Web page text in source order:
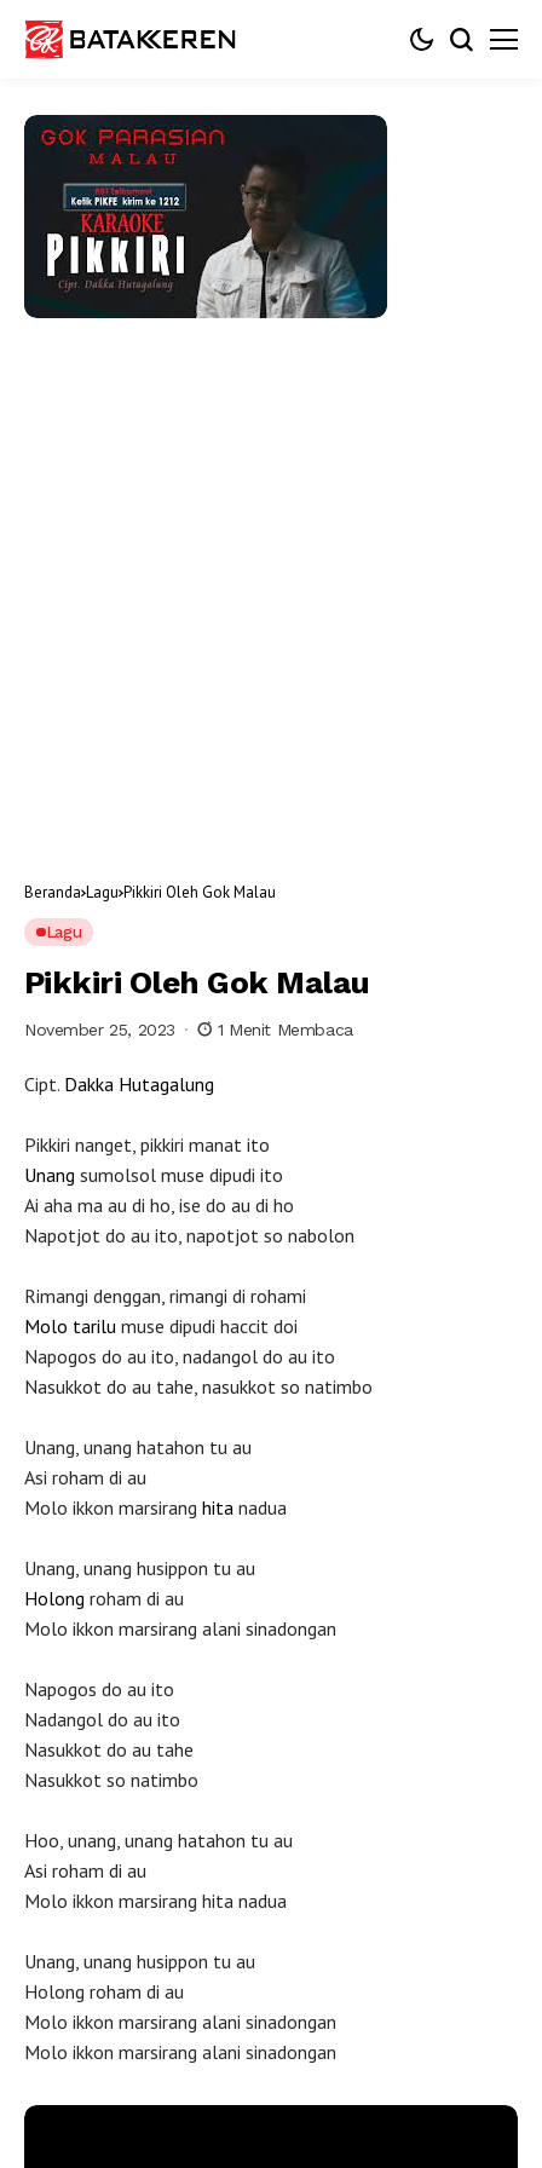
Beranda Lagu Pikkiri Oleh Gok Malau
Lagu
Pikkiri Oleh Gok Malau
November 25, 2023 1 Menit Membaca
Cipt. Dakka Hutagalung
Pikkiri nanget, pikkiri manat ito
Unang sumolsol muse dipudi ito
Ai aha ma au di ho, ise do au di ho
Napotjot do au ito, napotjot so nabolon
Rimangi denggan, rimangi di rohami
Molo tarilu muse dipudi haccit doi
Napogos do au ito, nadangol do au ito
Nasukkot do au tahe, nasukkot so natimbo
Unang, unang hatahon tu au
Asi roham di au
Molo ikkon marsirang hita nadua
Unang, unang husippon tu au
Holong roham di au
Molo ikkon marsirang alani sinadongan
Napogos do au ito
Nadangol do au ito
Nasukkot do au tahe
Nasukkot so natimbo
Hoo, unang, unang hatahon tu au
Asi roham di au
Molo ikkon marsirang hita nadua
Unang, unang husippon tu au
Holong roham di au
Molo ikkon marsirang alani sinadongan
Molo ikkon marsirang alani sinadongan